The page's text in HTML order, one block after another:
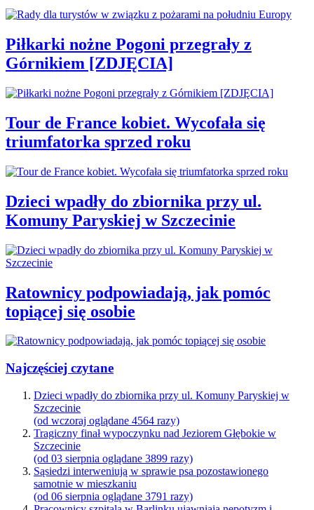
Piłkarki nożne Pogoni przegrały z
Górnikiem [ZDJĘCIA]
Tour de France kobiet. Wycofała się
triumfatorka sprzed roku
Dzieci wpadły do zbiornika przy ul.
Komuny Paryskiej w Szczecinie
Ratownicy podpowiadają, jak pomóc
topiącej się osobie
Najczęściej czytane
Dzieci wpadły do zbiornika przy ul. Komuny Paryskiej w
Szczecinie
(od wczoraj oglądane 4564 razy)
Tragiczny finał wypoczynku nad Jeziorem Głębokie w
Szczecinie
(od 03 sierpnia oglądane 3899 razy)
Sąsiedzi interweniują w sprawie psa pozostawionego
samotnie w mieszkaniu
(od 06 sierpnia oglądane 3791 razy)